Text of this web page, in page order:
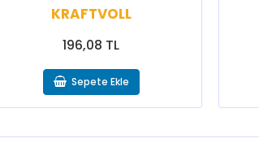
CELYSEE C3 BERLİNGO 308 3008
5008 PARTNER RİFTER
KRAFTVOLL
196,08 TL
Sepete Ekle